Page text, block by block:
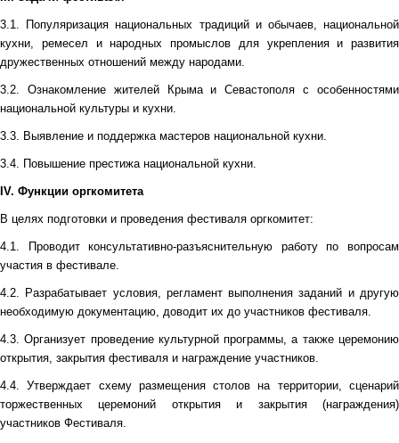
3.1. Популяризация национальных традиций и обычаев, национальной
кухни, ремесел и народных промыслов для укрепления и развития
дружественных отношений между народами.
3.2. Ознакомление жителей Крыма и Севастополя с особенностями
национальной культуры и кухни.
3.3. Выявление и поддержка мастеров национальной кухни.
3.4. Повышение престижа национальной кухни.
IV. Функции оргкомитета
В целях подготовки и проведения фестиваля оргкомитет:
4.1. Проводит консультативно-разъяснительную работу по вопросам
участия в фестивале.
4.2. Разрабатывает условия, регламент выполнения заданий и другую
необходимую документацию, доводит их до участников фестиваля.
4.3. Организует проведение культурной программы, а также церемонию
открытия, закрытия фестиваля и награждение участников.
4.4. Утверждает схему размещения столов на территории, сценарий
торжественных церемоний открытия и закрытия (награждения)
участников Фестиваля.